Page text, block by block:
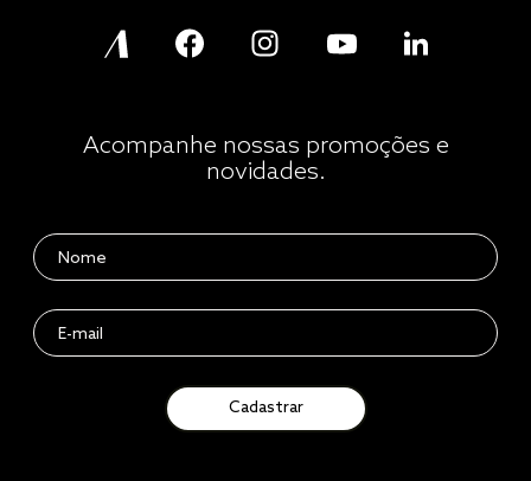
Acompanhe nossas promoções e
novidades.
Cadastrar